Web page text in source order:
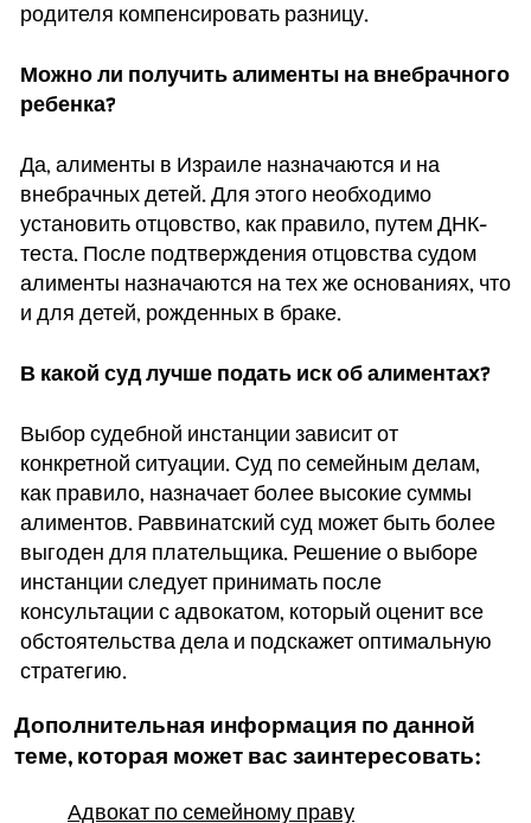
родителя компенсировать разницу.
Можно ли получить алименты на внебрачного
ребенка?
Да, алименты в Израиле назначаются и на
внебрачных детей. Для этого необходимо
установить отцовство, как правило, путем ДНК-
теста. После подтверждения отцовства судом
алименты назначаются на тех же основаниях, что
и для детей, рожденных в браке.
В какой суд лучше подать иск об алиментах?
Выбор судебной инстанции зависит от
конкретной ситуации. Суд по семейным делам,
как правило, назначает более высокие суммы
алиментов. Раввинатский суд может быть более
выгоден для плательщика. Решение о выборе
инстанции следует принимать после
консультации с адвокатом, который оценит все
обстоятельства дела и подскажет оптимальную
стратегию.
Дополнительная информация по данной
теме, которая может вас заинтересовать:
Адвокат по семейному праву